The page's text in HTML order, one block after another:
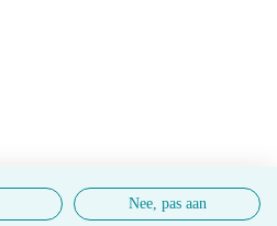
Nee, pas aan